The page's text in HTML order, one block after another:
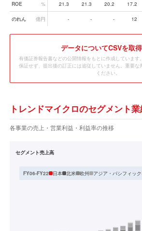
ROE % 21.3 21.3 20.2 17.2
のれん 億円 - - - 12
データについてCSVを取
有価証券報告書などの公開情報をもとに作成しています
保証せず、提出後の訂正には追従していません。重要な
ください。
トレンドマイクロのセグメント
各事業の売上・営業利益・利益率の推移
セグメント売上高
FY06-FY22 日本 北米 欧州 アジア・パシフィック